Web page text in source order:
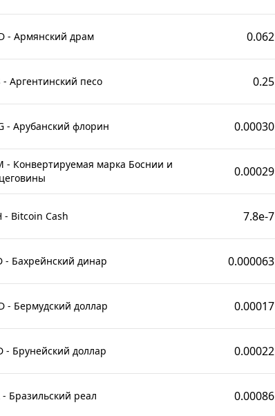
- Армянский драм 0.062
- Аргентинский песо 0.25
- Арубанский флорин 0.00030
- Конвертируемая марка Боснии и
0.00029
- Bitcoin Cash 7.8e-7
- Бахрейнский динар 0.000063
- Бермудский доллар 0.00017
- Брунейский доллар 0.00022
- Бразильский реал 0.00086